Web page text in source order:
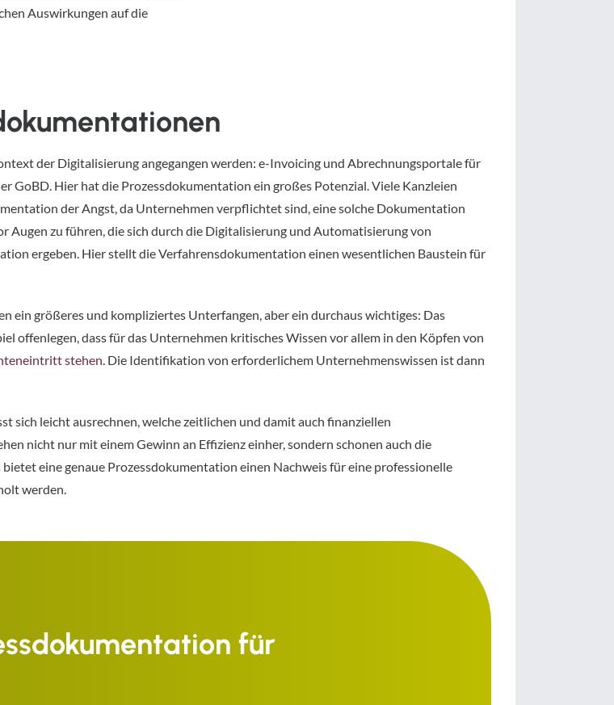
Auswirkungen auf die
der Digitalisierung angegangen werden: e-Invoicing und Abrechnungsportale für
GoBD. Hier hat die Prozessdokumentation ein großes Potenzial. Viele Kanzleien
der Angst, da Unternehmen verpflichtet sind, eine solche Dokumentation
Augen zu führen, die sich durch die Digitalisierung und Automatisierung von
ergeben. Hier stellt die Verfahrensdokumentation einen wesentlichen Baustein für
ein größeres und kompliziertes Unterfangen, aber ein durchaus wichtiges: Das
offenlegen, dass für das Unternehmen kritisches Wissen vor allem in den Köpfen von
stehen. Die Identifikation von erforderlichem Unternehmenswissen ist dann
sich leicht ausrechnen, welche zeitlichen und damit auch finanziellen
nicht nur mit einem Gewinn an Effizienz einher, sondern schonen auch die
eine genaue Prozessdokumentation einen Nachweis für eine professionelle
werden.
für